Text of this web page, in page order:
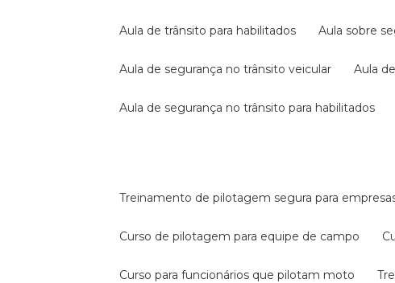
aula de trânsito para habilitados aula sobre
aula de segurança no trânsito veicular aula
aula de segurança no trânsito para habilitados
treinamento de pilotagem segura para
curso de pilotagem para equipe de campo
curso para funcionários que pilotam moto